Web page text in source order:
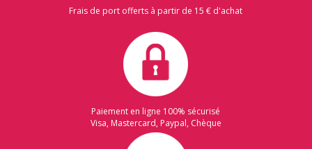
Frais de port offerts à partir de 15 € d'achat
Paiement en ligne 100% sécurisé
Visa, Mastercard, Paypal, Chèque